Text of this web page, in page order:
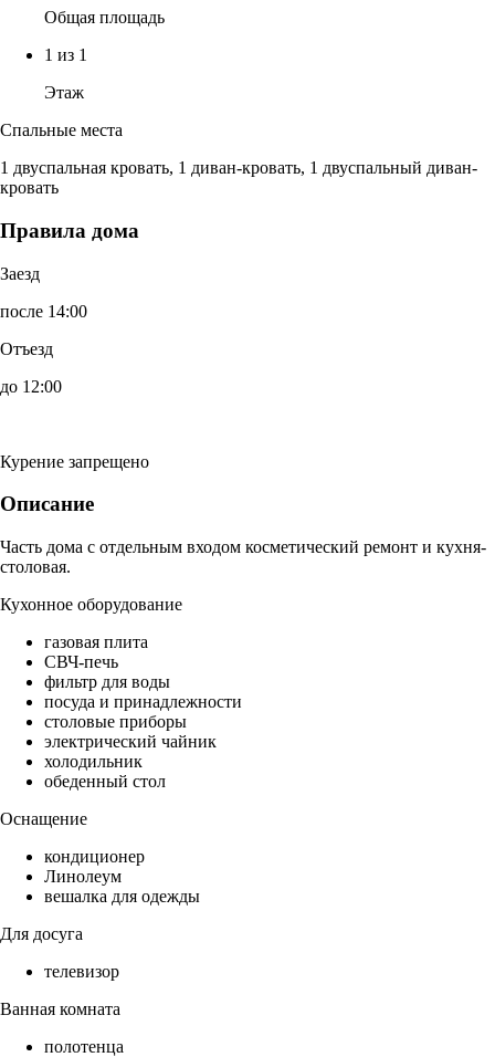
Общая площадь
1 из 1
Этаж
Спальные места
1 двуспальная кровать, 1 диван-кровать, 1 двуспальный диван-
кровать
Правила дома
Заезд
после 14:00
Отъезд
до 12:00
Курение запрещено
Описание
Часть дома с отдельным входом косметический ремонт и кухня-
столовая.
Кухонное оборудование
газовая плита
СВЧ-печь
фильтр для воды
посуда и принадлежности
столовые приборы
электрический чайник
холодильник
обеденный стол
Оснащение
кондиционер
Линолеум
вешалка для одежды
Для досуга
телевизор
Ванная комната
полотенца